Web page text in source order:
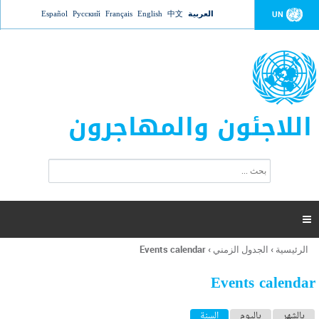
Jump to navigation UN العربية 中文
English
Français
Русский
Español
اللاجئون والمهاجرون
ت
ر
ل
ح
ب

أنت
هنا
الرئيسية › الجدول الزمني ›
Events calendar
Events calendar